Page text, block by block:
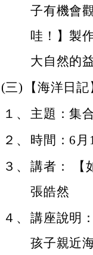
子有機會
哇！】製
大自然的
(三)
【海洋日記
１、
主題：集
２、
時間：6月
３、 講者： 【
張皓然
４、 講座說明
孩子親近